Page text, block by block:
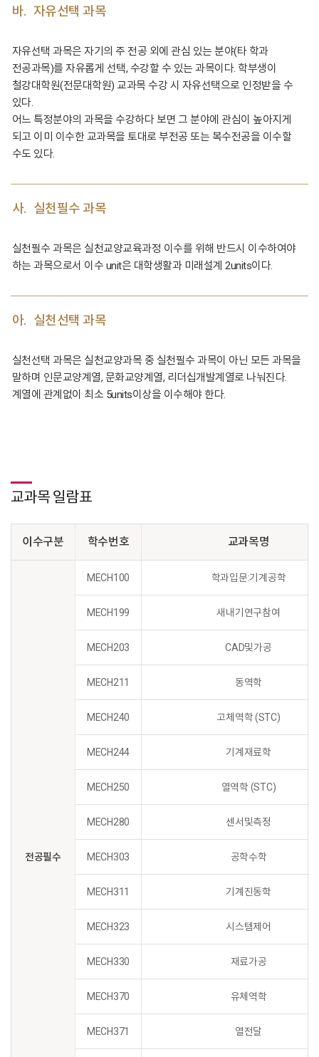
바. 자유선택 과목
자유선택 과목은 자기의 주 전공 외에 관심 있는 분야(타 학과
전공과목)를 자유롭게 선택, 수강할 수 있는 과목이다. 학부생이
철강대학원(전문대학원) 교과목 수강 시 자유선택으로 인정받을 수
있다.
어느 특정분야의 과목을 수강하다 보면 그 분야에 관심이 높아지게
되고 이미 이수한 교과목을 토대로 부전공 또는 복수전공을 이수할
수도 있다.
사. 실천필수 과목
실천필수 과목은 실천교양교육과정 이수를 위해 반드시 이수하여야
하는 과목으로서 이수 unit은 대학생활과 미래설계 2units이다.
아. 실천선택 과목
실천선택 과목은 실천교양과목 중 실천필수 과목이 아닌 모든 과목을
말하며 인문교양계열, 문화교양계열, 리더십개발계열로 나눠진다.
계열에 관계없이 최소 5units이상을 이수해야 한다.
교과목 일람표
이수구분 학수번호 교과목명
전공필수
MECH100 학과입문:기계공학
MECH199 새내기연구참여
MECH203 CAD및가공
MECH211 동역학
MECH240 고체역학 (STC)
MECH244 기계재료학
MECH250 열역학 (STC)
MECH280 센서및측정
MECH303 공학수학
MECH311 기계진동학
MECH323 시스템제어
MECH330 재료가공
MECH370 유체역학
MECH371 열전달